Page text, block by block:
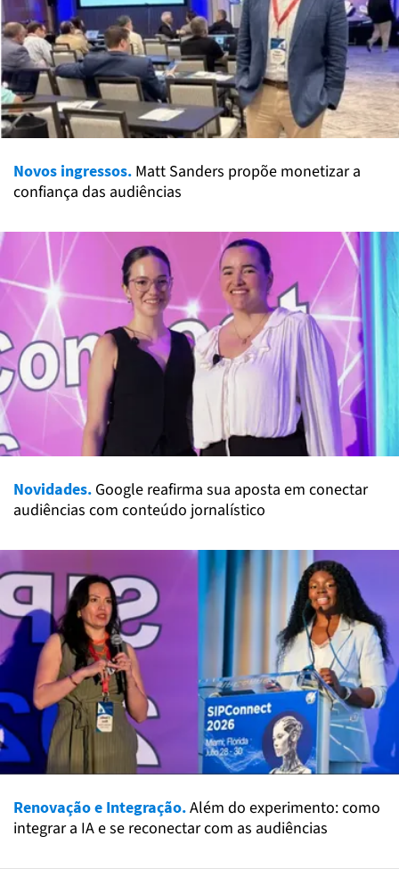
Novos ingressos. Matt Sanders propõe monetizar a
confiança das audiências
Novidades. Google reafirma sua aposta em conectar
audiências com conteúdo jornalístico
Renovação e Integração.Além do experimento: como
integrar a IA e se reconectar com as audiências